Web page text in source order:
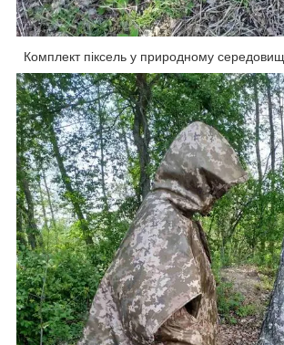
Комплект піксель у природному